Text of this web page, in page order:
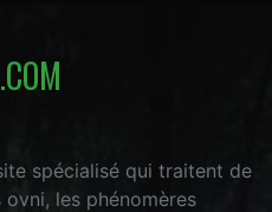
.COM
spécialisé qui traitent de
les phénomères